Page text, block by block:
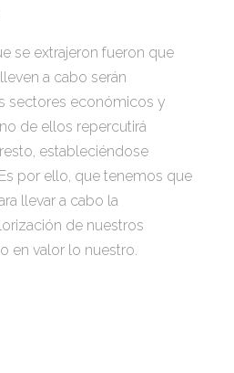
se extrajeron fueron que
a cabo serán
sectores económicos y
de ellos repercutirá
estableciéndose
por ello, que tenemos que
llevar a cabo la
de nuestros
en valor lo nuestro.